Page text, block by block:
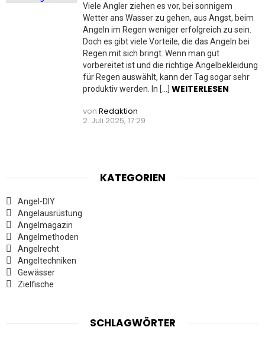
Viele Angler ziehen es vor, bei sonnigem
Wetter ans Wasser zu gehen, aus Angst, beim
Angeln im Regen weniger erfolgreich zu sein.
Doch es gibt viele Vorteile, die das Angeln bei
Regen mit sich bringt. Wenn man gut
vorbereitet ist und die richtige Angelbekleidung
für Regen auswählt, kann der Tag sogar sehr
produktiv werden. In […] WEITERLESEN
von Redaktion
2. Juli 2025, 17:29
KATEGORIEN
Angel-DIY
Angelausrüstung
Angelmagazin
Angelmethoden
Angelrecht
Angeltechniken
Gewässer
Zielfische
SCHLAGWÖRTER